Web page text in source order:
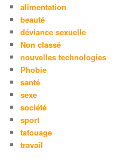
alimentation
beauté
déviance sexuelle
Non classé
nouvelles technologies
Phobie
santé
sexe
société
sport
tatouage
travail